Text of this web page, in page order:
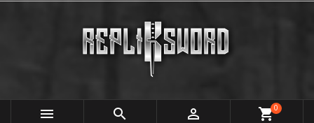
   shopping_cart0